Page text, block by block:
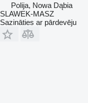
Polija, Nowa Dąbia
SLAWEK-MASZ
Sazināties ar pārdevēju